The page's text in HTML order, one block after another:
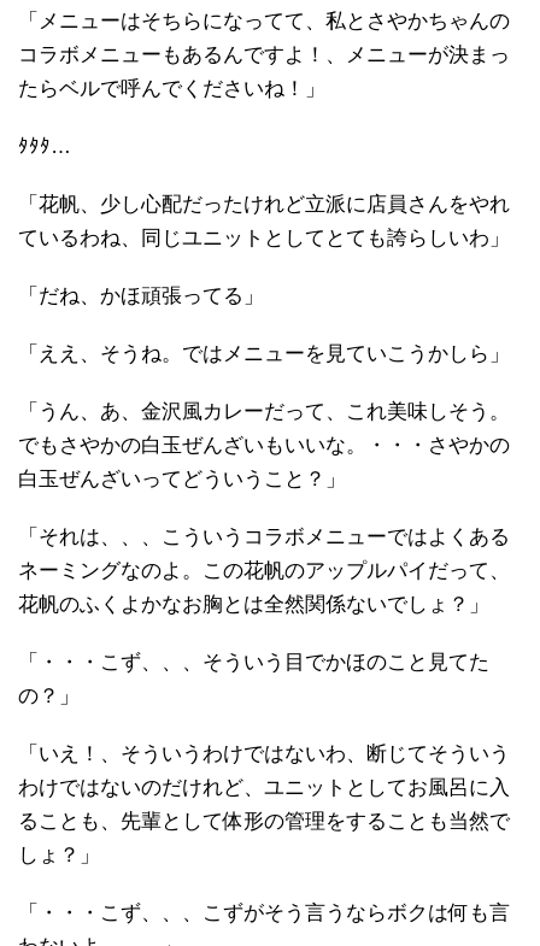
「メニューはそちらになってて、私とさやかちゃんの
コラボメニューもあるんですよ！、メニューが決まっ
たらベルで呼んでくださいね！」
ﾀﾀﾀ…
「花帆、少し心配だったけれど立派に店員さんをやれ
ているわね、同じユニットとしてとても誇らしいわ」
「だね、かほ頑張ってる」
「ええ、そうね。ではメニューを見ていこうかしら」
「うん、あ、金沢風カレーだって、これ美味しそう。
でもさやかの白玉ぜんざいもいいな。・・・さやかの
白玉ぜんざいってどういうこと？」
「それは、、、こういうコラボメニューではよくある
ネーミングなのよ。この花帆のアップルパイだって、
花帆のふくよかなお胸とは全然関係ないでしょ？」
「・・・こず、、、そういう目でかほのこと見てた
の？」
「いえ！、そういうわけではないわ、断じてそういう
わけではないのだけれど、ユニットとしてお風呂に入
ることも、先輩として体形の管理をすることも当然で
しょ？」
「・・・こず、、、こずがそう言うならボクは何も言